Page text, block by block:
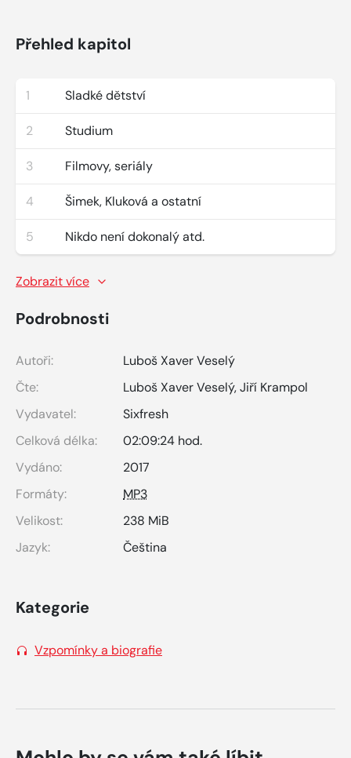
Přehled kapitol
1 Sladké dětství
2 Studium
3 Filmovy, seriály
4 Šimek, Kluková a ostatní
5 Nikdo není dokonalý atd.
Zobrazit více
Podrobnosti
Autoři:
Luboš Xaver Veselý
Čte:
Luboš Xaver Veselý,Jiří Krampol
Vydavatel:
Sixfresh
Celková délka:
02:09:24 hod.
Vydáno:
2017
Formáty:
MP3
Velikost:
238 MiB
Jazyk:
Čeština
Kategorie
Vzpomínky a biografie